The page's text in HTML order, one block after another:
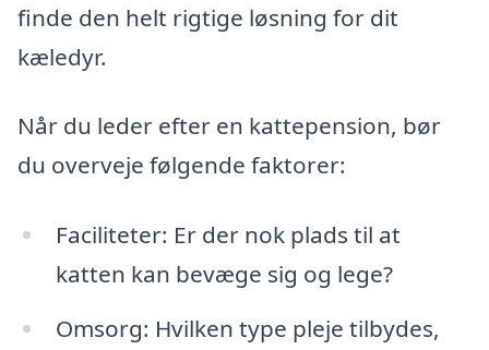
finde den helt rigtige løsning for dit
kæledyr.
Når du leder efter en kattepension, bør
du overveje følgende faktorer:
Faciliteter: Er der nok plads til at
katten kan bevæge sig og lege?
Omsorg: Hvilken type pleje tilbydes,